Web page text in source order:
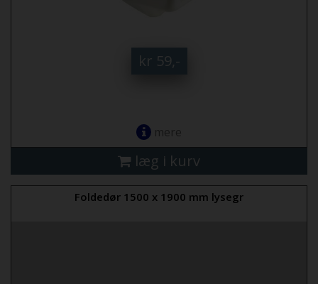
kr 59,-
mere
læg i kurv
Foldedør 1500 x 1900 mm lysegr